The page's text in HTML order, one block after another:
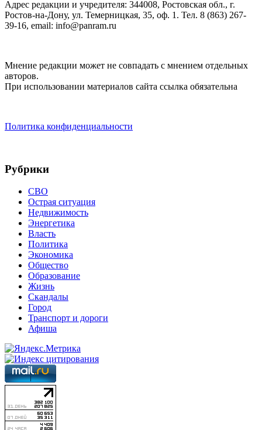
Адрес редакции и учредителя: 344008, Ростовская обл., г.
Ростов-на-Дону, ул. Темерницкая, 35, оф. 1. Тел. 8 (863) 267-
39-16, email: info@panram.ru
Мнение редакции может не совпадать с мнением отдельных
авторов.
При использовании материалов сайта ссылка обязательна
Политика конфиденциальности
Рубрики
СВО
Острая ситуация
Недвижимость
Энергетика
Власть
Политика
Экономика
Общество
Образование
Жизнь
Скандалы
Город
Транспорт и дороги
Афиша